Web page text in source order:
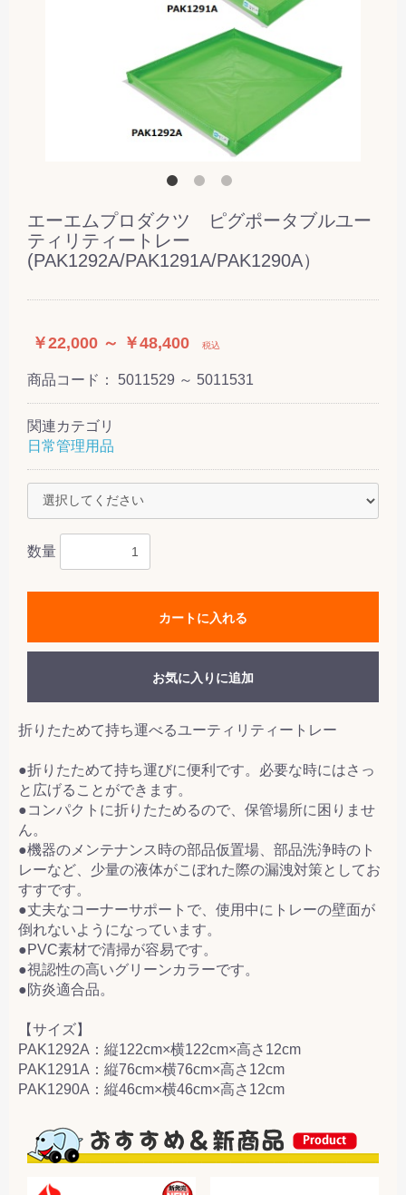
エーエムプロダクツ ピグポータブルユー
ティリティートレー
(PAK1292A/PAK1291A/PAK1290A）
￥22,000 ～ ￥48,400 税込
商品コード： 5011529 ～ 5011531
関連カテゴリ
日常管理用品
数量
カートに入れる
お気に入りに追加
折りたためて持ち運べるユーティリティートレー
●折りたためて持ち運びに便利です。必要な時にはさっ
と広げることができます。
●コンパクトに折りたためるので、保管場所に困りませ
ん。
●機器のメンテナンス時の部品仮置場、部品洗浄時のト
レーなど、少量の液体がこぼれた際の漏洩対策としてお
すすです。
●丈夫なコーナーサポートで、使用中にトレーの壁面が
倒れないようになっています。
●PVC素材で清掃が容易です。
●視認性の高いグリーンカラーです。
●防炎適合品。
【サイズ】
PAK1292A：縦122cm×横122cm×高さ12cm
PAK1291A：縦76cm×横76cm×高さ12cm
PAK1290A：縦46cm×横46cm×高さ12cm